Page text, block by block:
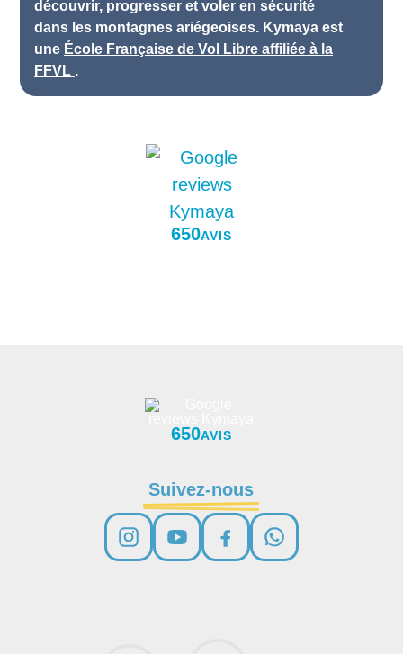
découvrir, progresser et voler en sécurité
dans les montagnes ariégeoises. Kymaya est
une École Française de Vol Libre affiliée à la
FFVL .
650AVIS
650AVIS
Suivez-nous